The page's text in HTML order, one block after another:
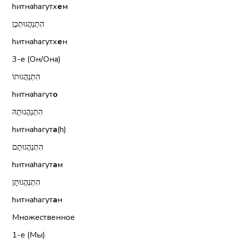
hитнаhагутхем
הִתְנַהֲגוּתְכֶן
hитнаhагутхен
3-е (Он/Она)
הִתְנַהֲגוּתוֹ
hитнаhагуто
הִתְנַהֲגוּתָהּ
hитнаhагута(h)
הִתְנַהֲגוּתָם
hитнаhагутам
הִתְנַהֲגוּתָן
hитнаhагутан
Множественное
1-е (Мы)